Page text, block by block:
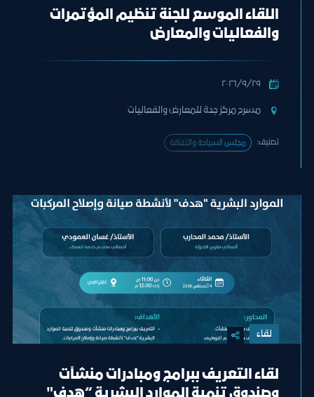
اللقاء الموسع للجنة تنظيم المؤتمرات
والفعاليات والمعارض
٢٩‏/٩‏/٢٠٢٦
مسرح مركز جدة للمعارض والفعاليات
تصنيف: ﻣﺠﻠﺲ اﻟﺴﯿﺎﺣﺔ واﻟﺜﻔﺎﻗﺔ
لقاء
لقاء التعريف ببرامج ومبادرات منشآت